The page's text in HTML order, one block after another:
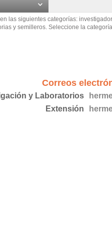
las siguientes categorías:
y semilleros. Seleccione la
Correos
y Laboratorios
Extensión